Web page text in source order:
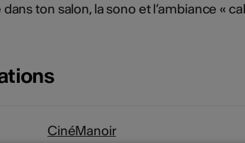
ton salon, la sono et l’ambiance «
CinéManoir